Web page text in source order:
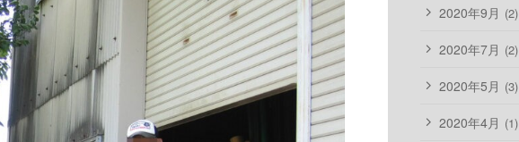
2020年9月 (2)
2020年7月 (2)
2020年5月 (3)
2020年4月 (1)